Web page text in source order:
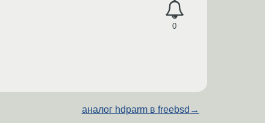
0
аналог hdparm в freebsd →